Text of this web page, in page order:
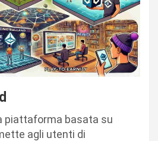
piattaforma basata su
agli utenti di